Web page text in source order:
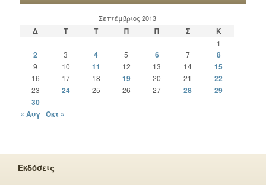
Σεπτέμβριος 2013
Δ Τ Τ Π Π Σ Κ
1
2 3 4 5 6 7 8
9 10 11 12 13 14 15
16 17 18 19 20 21 22
23 24 25 26 27 28
29
30
« Αυγ Οκτ »
Εκδόσεις